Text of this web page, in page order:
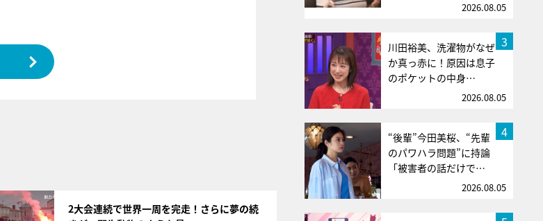
2大会連続で世界一周を完走！さらに夢の続
2026.08.05
3
川田裕美、洗濯物がなぜ
か真っ赤に！原因は息子
のポケットの中身…
2026.08.05
4
“後輩”今田美桜、“先輩
のパワハラ問題”に持論
「被害者の話だけで…
2026.08.05